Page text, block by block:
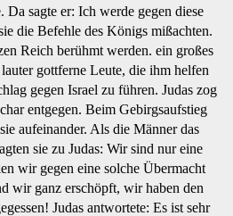
Da sagte er: Ich werde gegen diese
die Befehle des Königs mißachten.
Reich berühmt werden. ein großes
gottferne Leute, die ihm helfen
gegen Israel zu führen. Judas zog
entgegen. Beim Gebirgsaufstieg
aufeinander. Als die Männer das
sie zu Judas: Wir sind nur eine
wir gegen eine solche Übermacht
wir ganz erschöpft, wir haben den
Judas antwortete: Es ist sehr